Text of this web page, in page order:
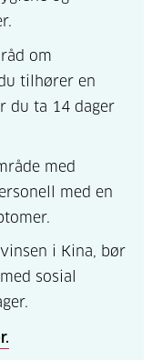
om
tilhører en
du ta 14 dager
med
med en
i Kina, bør
sosial